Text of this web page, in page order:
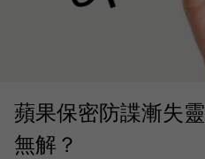
蘋果保密防諜漸失
無解？